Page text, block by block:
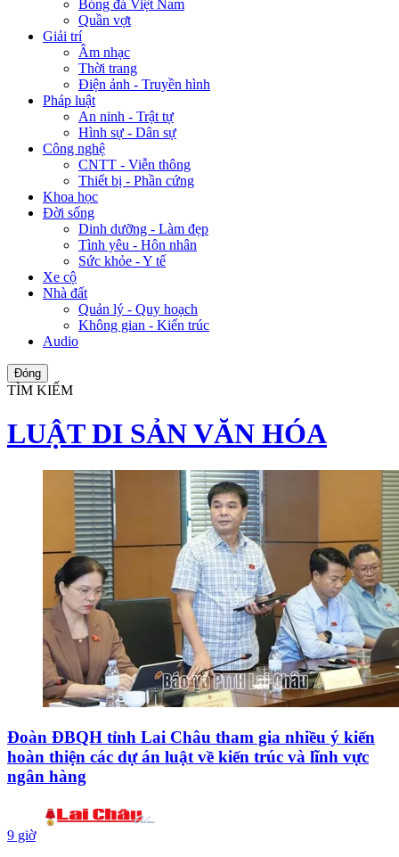
Bóng đá Việt Nam
Quần vợt
Giải trí
Âm nhạc
Thời trang
Điện ảnh - Truyền hình
Pháp luật
An ninh - Trật tự
Hình sự - Dân sự
Công nghệ
CNTT - Viễn thông
Thiết bị - Phần cứng
Khoa học
Đời sống
Dinh dưỡng - Làm đẹp
Tình yêu - Hôn nhân
Sức khỏe - Y tế
Xe cộ
Nhà đất
Quản lý - Quy hoạch
Không gian - Kiến trúc
Audio
Đóng
TÌM KIẾM
LUẬT DI SẢN VĂN HÓA
Đoàn ĐBQH tỉnh Lai Châu tham gia nhiều ý kiến
hoàn thiện các dự án luật về kiến trúc và lĩnh vực
ngân hàng
9 giờ